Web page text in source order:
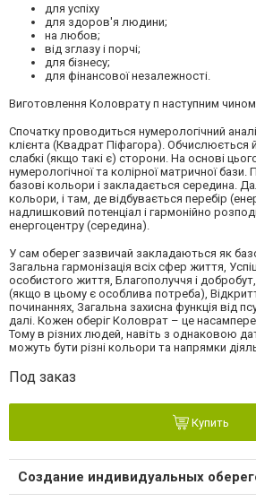
для успіху
для здоров'я людини;
на любов;
від зглазу і порчі;
для бізнесу;
для фінансової незалежності.
Виготовлення Коловрату п наступним
Спочатку проводиться нумерологічний
клієнта (Квадрат Піфагора). Обчислюється
слабкі (якщо такі є) сторони. На основі
нумерологічної та колірної матричної бази.
базові кольори і закладається середина.
кольори, і там, де відбувається перебір
надлишковий потенціал і гармонійно
енергоцентру (середина).
У сам оберег зазвичай закладаються як
Загальна гармонізація всіх сфер життя,
особистого життя, Благополуччя і
(якщо в цьому є особлива потреба),
починаннях, Загальна захисна функція від
далі. Кожен оберіг Коловрат – це
Тому в різних людей, навіть з однаковою
можуть бути різні кольори та напрямки
Под заказ
Купить
Создание индивидуальных